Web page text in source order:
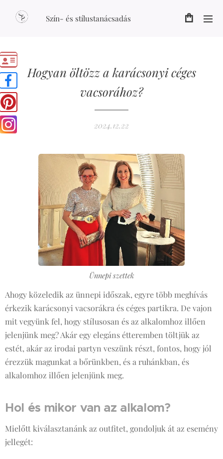
Szín- és stílustanácsadás
Hogyan öltözz a karácsonyi céges
vacsorához?
2024.12.22
Ünnepi szettek
Ahogy közeledik az ünnepi időszak, egyre több meghívás
érkezik karácsonyi vacsorákra és céges partikra. De vajon
mit vegyünk fel, hogy stílusosan és az alkalomhoz illően
jelenjünk meg? Akár egy elegáns étteremben töltjük az
estét, akár az irodai partyn veszünk részt, fontos, hogy jól
érezzük magunkat a bőrünkben, és a ruhánkban, és
alkalomhoz illően jelenjünk meg.
Hol és mikor van az alkalom?
Mielőtt kiválasztanánk az outfitet, gondoljuk át az esemény
jellegét: